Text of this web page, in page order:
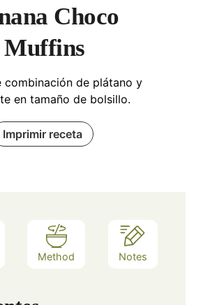
Choco
Muffins
combinación de plátano y
en tamaño de bolsillo.
Imprimir receta
Method Notes